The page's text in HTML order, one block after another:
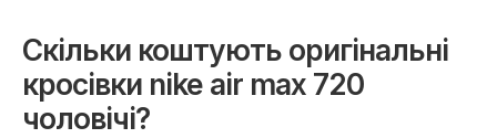
Скільки коштують оригінальні
кросівки nike air max 720
чоловічі?